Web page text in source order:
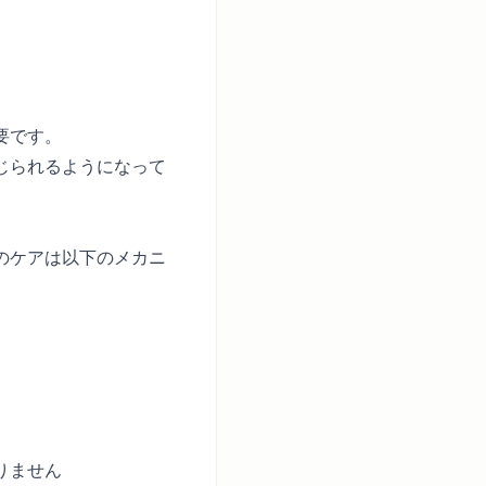
す。
られるようになって
ケアは以下のメカニ
ません